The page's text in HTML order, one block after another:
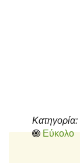
Κατηγορία:
Εύκολο